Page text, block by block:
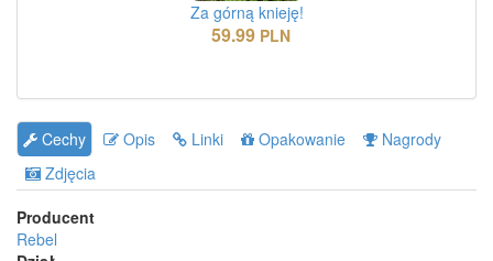
Za górną knieję!
59.99 PLN
Cechy Opis Linki Opakowanie
Nagrody
Zdjęcia
Producent
Rebel